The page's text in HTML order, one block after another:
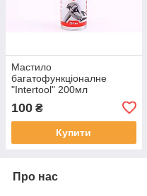
Мастило
багатофункціоналне
"Intertool" 200мл
100 ₴
Купити
Про нас